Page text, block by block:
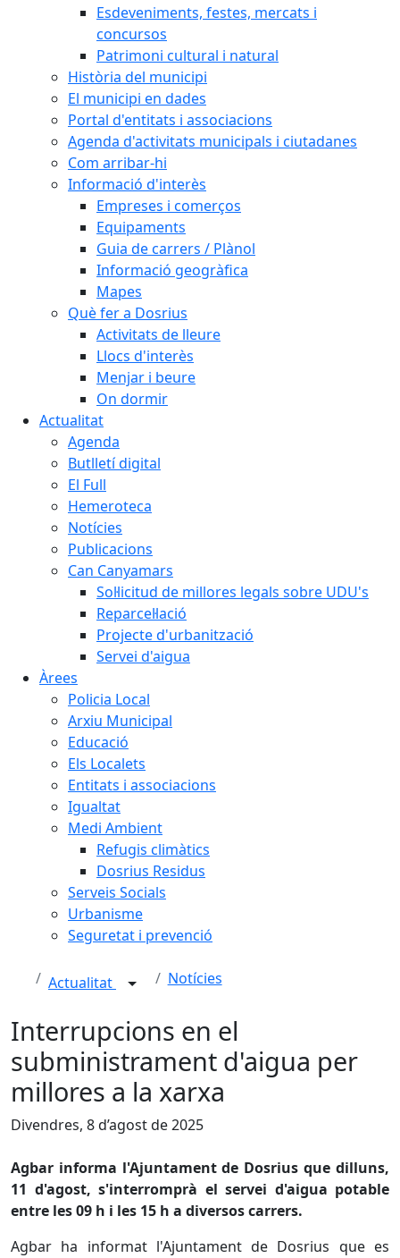
Esdeveniments, festes, mercats i
concursos
Patrimoni cultural i natural
Història del municipi
El municipi en dades
Portal d'entitats i associacions
Agenda d'activitats municipals i ciutadanes
Com arribar-hi
Informació d'interès
Empreses i comerços
Equipaments
Guia de carrers / Plànol
Informació geogràfica
Mapes
Què fer a Dosrius
Activitats de lleure
Llocs d'interès
Menjar i beure
On dormir
Actualitat
Agenda
Butlletí digital
El Full
Hemeroteca
Notícies
Publicacions
Can Canyamars
Sol·licitud de millores legals sobre UDU's
Reparcel·lació
Projecte d'urbanització
Servei d'aigua
Àrees
Policia Local
Arxiu Municipal
Educació
Els Localets
Entitats i associacions
Igualtat
Medi Ambient
Refugis climàtics
Dosrius Residus
Serveis Socials
Urbanisme
Seguretat i prevenció
Actualitat Notícies
Interrupcions en el
subministrament d'aigua per
millores a la xarxa
Divendres, 8 d’agost de 2025
Agbar informa l'Ajuntament de Dosrius que dilluns,
11 d'agost, s'interromprà el servei d'aigua potable
entre les 09 h i les 15 h a diversos carrers.
Agbar ha informat l'Ajuntament de Dosrius que es